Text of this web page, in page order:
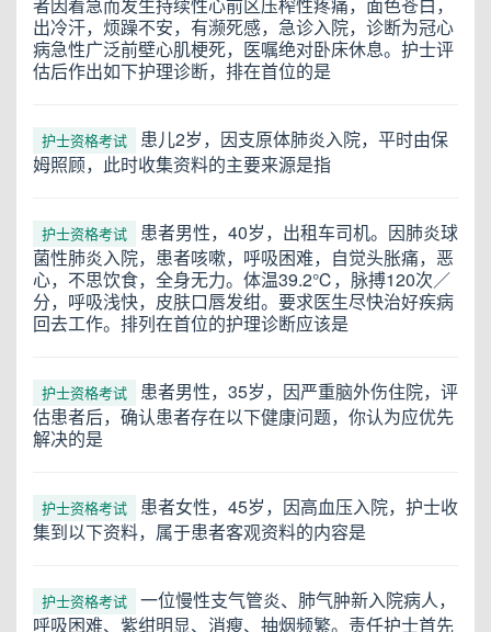
出冷汗，烦躁不安，有濒死感，急诊入院，诊断为冠心
病急性广泛前壁心肌梗死，医嘱绝对卧床休息。护士评
估后作出如下护理诊断，排在首位的是
护士资格考试
患儿2岁，因支原体肺炎入院，平时由保
姆照顾，此时收集资料的主要来源是指
护士资格考试
患者男性，40岁，出租车司机。因肺炎球
菌性肺炎入院，患者咳嗽，呼吸困难，自觉头胀痛，恶
心，不思饮食，全身无力。体温39.2℃，脉搏120次／
分，呼吸浅快，皮肤口唇发绀。要求医生尽快治好疾病
回去工作。排列在首位的护理诊断应该是
护士资格考试
患者男性，35岁，因严重脑外伤住院，评
估患者后，确认患者存在以下健康问题，你认为应优先
解决的是
护士资格考试
患者女性，45岁，因高血压入院，护士收
集到以下资料，属于患者客观资料的内容是
护士资格考试
一位慢性支气管炎、肺气肿新入院病人，
呼吸困难、紫绀明显、消瘦、抽烟频繁。责任护士首先